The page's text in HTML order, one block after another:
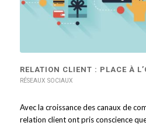
RELATION CLIENT : PLACE À
RÉSEAUX SOCIAUX
Avec la croissance des canaux de
relation client ont pris conscience